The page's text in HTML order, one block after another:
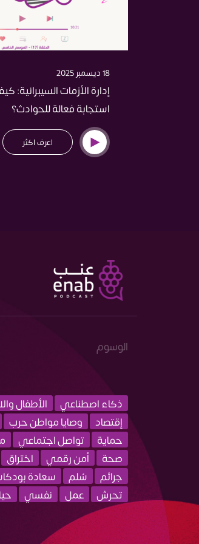
18 ديسمبر 2025
إدارة الأزمات
استجابة فعالة للحوادث؟
اعرف اكثر
الوسوم
ذكاء اصطناعي الأطفال
إقتصاد
وصايا مواطن حرب
حماية
تواصل اجتماعي
صحة
أمن رقمي اختراق
جرائم
سُلم سعادة
تحرش
عمل نفسي